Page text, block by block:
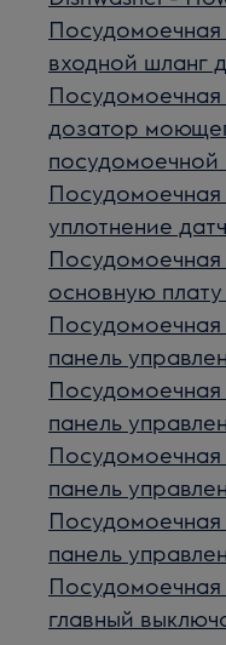
входной шланг
дозатор
уплотнение
основную плату
панель
панель
панель
панель
главный